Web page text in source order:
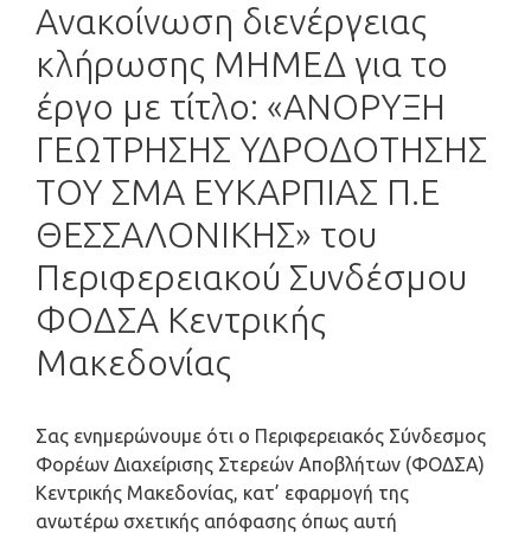
Ανακοίνωση διενέργειας
κλήρωσης ΜΗΜΕΔ για το
έργο με τίτλο: «ΑΝΟΡΥΞΗ
ΓΕΩΤΡΗΣΗΣ ΥΔΡΟΔΟΤΗΣΗΣ
ΤΟΥ ΣΜΑ ΕΥΚΑΡΠΙΑΣ Π.Ε
ΘΕΣΣΑΛΟΝΙΚΗΣ» του
Περιφερειακού Συνδέσμου
ΦΟΔΣΑ Κεντρικής
Μακεδονίας
Σας ενημερώνουμε ότι ο Περιφερειακός Σύνδεσμος
Φορέων Διαχείρισης Στερεών Αποβλήτων (ΦΟΔΣΑ)
Κεντρικής Μακεδονίας, κατ’ εφαρμογή της
ανωτέρω σχετικής απόφασης όπως αυτή